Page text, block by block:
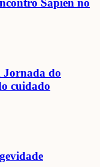
Jornada do
cuidado